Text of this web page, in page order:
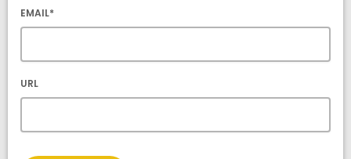
EMAIL*
URL